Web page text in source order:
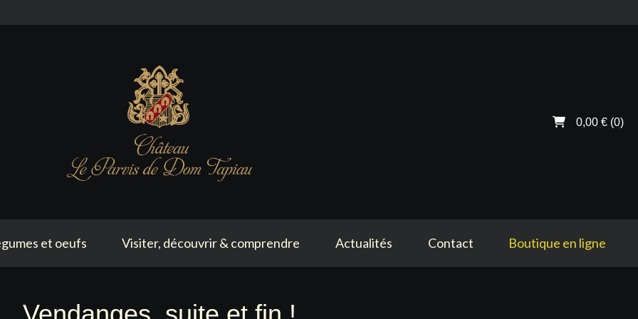
0,00 € (0)
et oeufs Visiter, découvrir & comprendre Actualités Contact Boutique en ligne